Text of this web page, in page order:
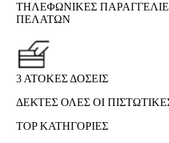
ΤΗΛΕΦΩΝΙΚΕΣ
ΠΕΛΑΤΩΝ
3 ΑΤΟΚΕΣ ΔΟΣΕΙΣ
ΔΕΚΤΕΣ ΟΛΕΣ ΟΙ
TOP ΚΑΤΗΓΟΡΙΕΣ